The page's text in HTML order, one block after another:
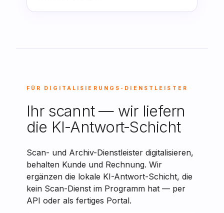
FÜR DIGITALISIERUNGS-DIENSTLEISTER
Ihr scannt — wir liefern
die KI-Antwort-Schicht
Scan- und Archiv-Dienstleister digitalisieren,
behalten Kunde und Rechnung. Wir
ergänzen die lokale KI-Antwort-Schicht, die
kein Scan-Dienst im Programm hat — per
API oder als fertiges Portal.